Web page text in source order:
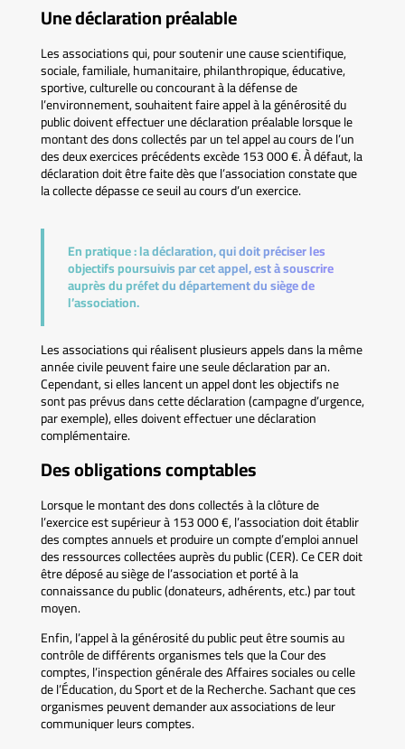
Une déclaration préalable
Les associations qui, pour soutenir une cause scientifique,
sociale, familiale, humanitaire, philanthropique, éducative,
sportive, culturelle ou concourant à la défense de
l’environnement, souhaitent faire appel à la générosité du
public doivent effectuer une déclaration préalable lorsque le
montant des dons collectés par un tel appel au cours de l’un
des deux exercices précédents excède 153 000 €. À défaut, la
déclaration doit être faite dès que l’association constate que
la collecte dépasse ce seuil au cours d’un exercice.
En pratique :la déclaration, qui doit préciser les
objectifs poursuivis par cet appel, est à souscrire
auprès du préfet du département du siège de
l’association.
Les associations qui réalisent plusieurs appels dans la même
année civile peuvent faire une seule déclaration par an.
Cependant, si elles lancent un appel dont les objectifs ne
sont pas prévus dans cette déclaration (campagne d’urgence,
par exemple), elles doivent effectuer une déclaration
complémentaire.
Des obligations comptables
Lorsque le montant des dons collectés à la clôture de
l’exercice est supérieur à 153 000 €, l’association doit établir
des comptes annuels et produire un compte d’emploi annuel
des ressources collectées auprès du public (CER). Ce CER doit
être déposé au siège de l’association et porté à la
connaissance du public (donateurs, adhérents, etc.) par tout
moyen.
Enfin, l’appel à la générosité du public peut être soumis au
contrôle de différents organismes tels que la Cour des
comptes, l’inspection générale des Affaires sociales ou celle
de l’Éducation, du Sport et de la Recherche. Sachant que ces
organismes peuvent demander aux associations de leur
communiquer leurs comptes.